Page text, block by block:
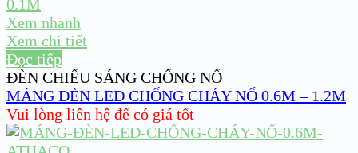
Xem nhanh
Xem chi tiết
Đọc tiếp
ĐÈN CHIẾU SÁNG CHỐNG NỔ
MÁNG ĐÈN LED CHỐNG CHÁY NỔ 0.6M – 1.2M
Vui lòng liên hệ để có giá tốt